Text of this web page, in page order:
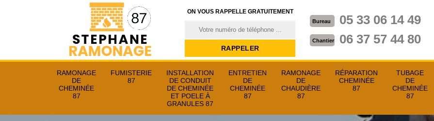
ON VOUS RAPPELLE GRATUITEMENT
Bureau 05 33 06 14 49
Chantier 06 37 57 44 80
RAMONAGE
DE
CHEMINÉE
87
FUMISTERIE
87
INSTALLATION
DE CONDUIT
DE CHEMINÉE
ET POELE À
GRANULES 87
ENTRETIEN
DE
CHEMINÉE
87
RAMONAGE
DE
CHAUDIÈRE
87
RÉPARATION
CHEMINÉE
87
TUBAGE
DE
CHEMINÉE
87